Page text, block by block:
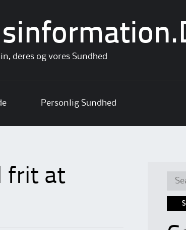
deres og vores Sundhed
Personlig Sundhed
frit at